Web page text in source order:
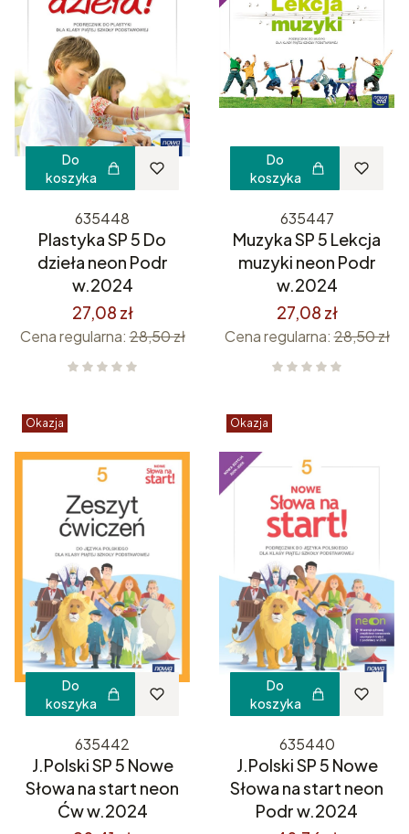
Do
koszyka
635448
Plastyka SP 5 Do
dzieła neon Podr
w.2024
27,08 zł
Cena regularna: 28,50 zł
Do
koszyka
635447
Muzyka SP 5 Lekcja
muzyki neon Podr
w.2024
27,08 zł
Cena regularna: 28,50 zł
Okazja
Do
koszyka
635442
J.Polski SP 5 Nowe
Słowa na start neon
Ćw w.2024
Okazja
Do
koszyka
635440
J.Polski SP 5 Nowe
Słowa na start neon
Podr w.2024